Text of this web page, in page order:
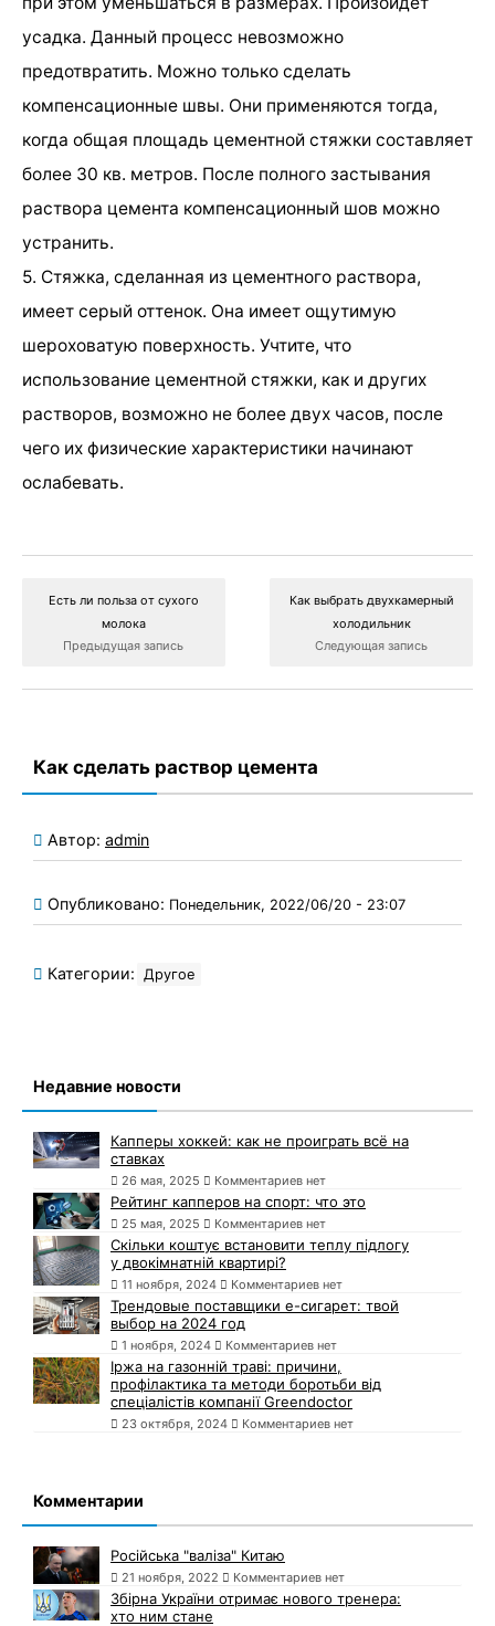
усадка. Данный процесс невозможно
предотвратить. Можно только сделать
компенсационные швы. Они применяются тогда,
когда общая площадь цементной стяжки составляет
более 30 кв. метров. После полного застывания
раствора цемента компенсационный шов можно
устранить.
5. Стяжка, сделанная из цементного раствора,
имеет серый оттенок. Она имеет ощутимую
шероховатую поверхность. Учтите, что
использование цементной стяжки, как и других
растворов, возможно не более двух часов, после
чего их физические характеристики начинают
ослабевать.
Есть ли польза от сухого
молока
Предыдущая запись
Как выбрать двухкамерный
холодильник
Следующая запись
Как сделать раствор цемента
Автор: admin
Опубликовано: Понедельник, 2022/06/20 - 23:07
Категории: Другое
Недавние новости
Капперы хоккей: как не проиграть всё на
ставках
26 мая, 2025 Комментариев нет
Рейтинг капперов на спорт: что это
25 мая, 2025 Комментариев нет
Скільки коштує встановити теплу підлогу
у двокімнатній квартирі?
11 ноября, 2024 Комментариев нет
Трендовые поставщики e-сигарет: твой
выбор на 2024 год
1 ноября, 2024 Комментариев нет
Іржа на газонній траві: причини,
профілактика та методи боротьби від
спеціалістів компанії Greendoctor
23 октября, 2024 Комментариев нет
Комментарии
Російська "валіза" Китаю
21 ноября, 2022 Комментариев нет
Збірна України отримає нового тренера:
хто ним стане